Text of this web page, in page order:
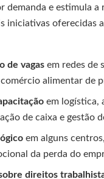
demanda e estimula a
iniciativas oferecidas
de vagas em redes de
alimentar de
em logística,
de caixa e gestão
em alguns
da perda do
direitos